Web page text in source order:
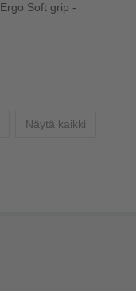
Soft grip -
SeuraavaNäytä kaikki